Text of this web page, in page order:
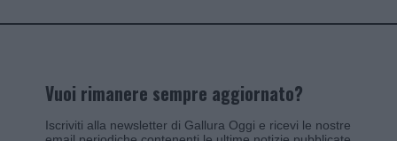
Vuoi rimanere sempre aggiornato?
Iscriviti alla newsletter di Gallura Oggi e ricevi le nostre